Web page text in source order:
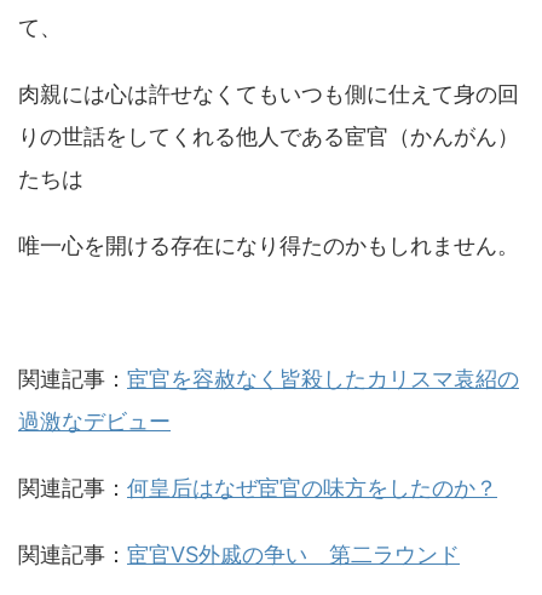
て、
肉親には心は許せなくてもいつも側に仕えて身の回
りの世話をしてくれる他人である宦官（かんがん）
たちは
唯一心を開ける存在になり得たのかもしれません。
関連記事： 宦官を容赦なく皆殺したカリスマ袁紹の
過激なデビュー
関連記事： 何皇后はなぜ宦官の味方をしたのか？
関連記事： 宦官VS外戚の争い 第二ラウンド